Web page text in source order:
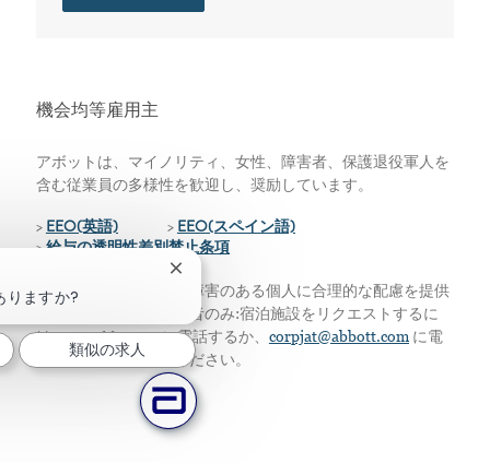
機会均等雇用主
アボットは、マイノリティ、女性、障害者、保護退役軍人を
含む従業員の多様性を歓迎し、奨励しています。
> EEO(英語) > EEO(スペイン語)
> 給与の透明性差別禁止条項
私たちは、資格のある障害のある個人に合理的な配慮を提供
します。アメリカ居住者のみ:宿泊施設をリクエストするに
は、224-667-4913に電話するか、 corpjat@abbott.comに電
子メールを送信してください。
りますか?
チャットボットの通知を閉じる
類似の求人